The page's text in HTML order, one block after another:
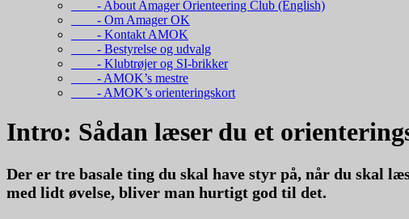
- About Amager Orienteering Club (English)
- Om Amager OK
- Kontakt AMOK
- Bestyrelse og udvalg
- Klubtrøjer og SI-brikker
- AMOK’s mestre
- AMOK’s orienteringskort
Intro: Sådan læser du et
Der er tre basale ting du skal have styr på, når du skal
med lidt øvelse, bliver man hurtigt god til det.